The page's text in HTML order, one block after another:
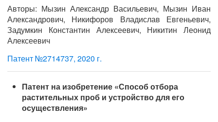
Авторы: Мызин Александр Васильевич, Мызин Иван
Александрович, Никифоров Владислав Евгеньевич,
Задумкин Константин Алексеевич, Никитин Леонид
Алексеевич
Патент №2714737, 2020 г.
Патент на изобретение «Способ отбора
растительных проб и устройство для его
осуществления»